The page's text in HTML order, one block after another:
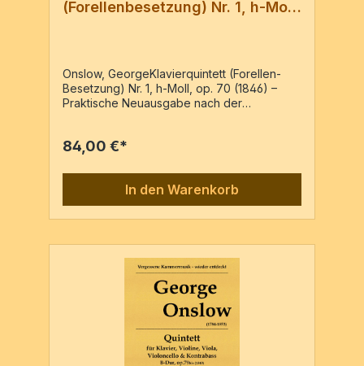
(Forellenbesetzung) Nr. 1, h-Moll,
Onslow, GeorgeKlavierquintett (Forellen-
Besetzung) Nr. 1, h-Moll, op. 70 (1846) –
Praktische Neuausgabe nach der
chez Fr. Kistner, o.J., Pl.-Nr.: 1507 [c1847]Pf,
Stimmen / 173 Seiten
84,00 €*
In den Warenkorb